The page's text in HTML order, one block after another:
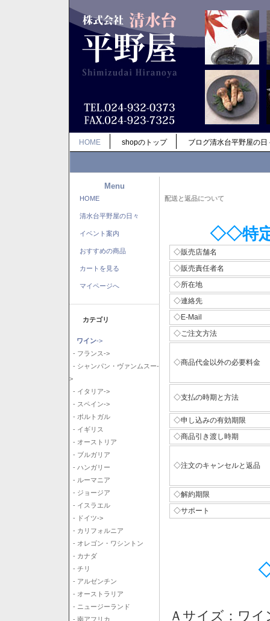
HOME shopのトップ ブログ清水台平野屋の日
Menu
HOME
清水台平野屋の日々
イベント案内
おすすめの商品
カートを見る
マイページへ
カテゴリ
ワイン->
- フランス->
- シャンパン・ヴァンムスー-
>
- イタリア->
- スペイン->
- ポルトガル
- イギリス
- オーストリア
- ブルガリア
- ハンガリー
- ルーマニア
- ジョージア
- イスラエル
- ドイツ->
- カリフォルニア
- オレゴン・ワシントン
- カナダ
- チリ
- アルゼンチン
- オーストラリア
- ニュージーランド
- 南アフリカ
配送と返品について
◇◇特
◇販売店舗名
◇販売責任者名
◇所在地
◇連絡先
◇E-Mail
◇ご注文方法
◇商品代金以外の必要料金
◇支払の時期と方法
◇申し込みの有効期限
◇商品引き渡し時期
◇注文のキャンセルと返品
◇解約期限
◇サポート
Ａサイズ：ワ